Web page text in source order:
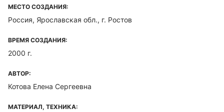
МЕСТО СОЗДАНИЯ:
Россия, Ярославская обл., г. Ростов
ВРЕМЯ СОЗДАНИЯ:
2000 г.
АВТОР:
Котова Елена Сергеевна
МАТЕРИАЛ, ТЕХНИКА: